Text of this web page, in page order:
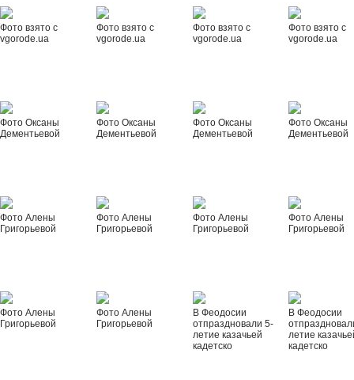
Фото взято с
vgorode.ua
Фото взято с
vgorode.ua
Фото взято с
vgorode.ua
Фото взято с
vgorode.ua
Фото Оксаны
Дементьевой
Фото Оксаны
Дементьевой
Фото Оксаны
Дементьевой
Фото Оксаны
Дементьевой
Фото Алены
Григорьевой
Фото Алены
Григорьевой
Фото Алены
Григорьевой
Фото Алены
Григорьевой
Фото Алены
Григорьевой
Фото Алены
Григорьевой
В Феодосии
отпраздновали 5-
летие казачьей
кадетско
В Феодосии
летие
кадетско